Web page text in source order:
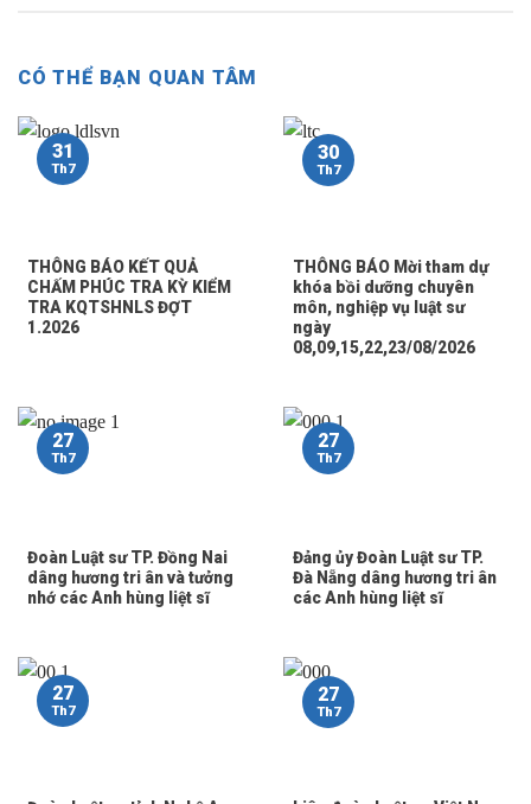
CÓ THỂ BẠN QUAN TÂM
THÔNG BÁO KẾT QUẢ
CHẤM PHÚC TRA KỲ KIỂM
TRA KQTSHNLS ĐỢT
1.2026
31
Th7
THÔNG BÁO Mời tham dự
khóa bồi dưỡng chuyên
môn, nghiệp vụ luật sư
ngày
08,09,15,22,23/08/2026
30
Th7
Đoàn Luật sư TP. Đồng Nai
dâng hương tri ân và tưởng
nhớ các Anh hùng liệt sĩ
27
Th7
Đảng ủy Đoàn Luật sư TP.
Đà Nẵng dâng hương tri ân
các Anh hùng liệt sĩ
27
Th7
27
Th7
27
Th7